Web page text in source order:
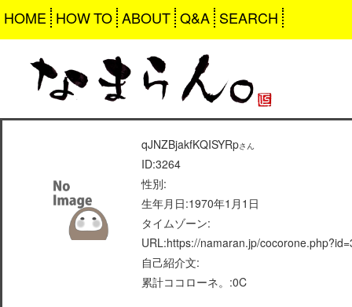
HOME HOW TO ABOUT Q&A SEARCH
qJNZBjakfKQISYRpさん
ID:3264
性別:
生年月日:1970年1月1日
タイムゾーン:
URL:https://namaran.jp/
自己紹介文:
累計ココローネ。:0C